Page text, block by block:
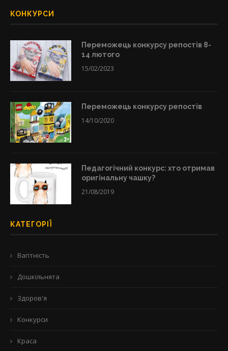
КОНКУРСИ
Переможець конкурсу репостів 8-
14 лютого
15/02/2023
Переможець конкурсу репостів
14/10/2020
Педагогічний конкурс: хто отримав
оригінальну чашку?
21/08/2019
КАТЕГОРІЇ
Вагітність
Дошкільнята
Здоров'я
Конкурси
Краса